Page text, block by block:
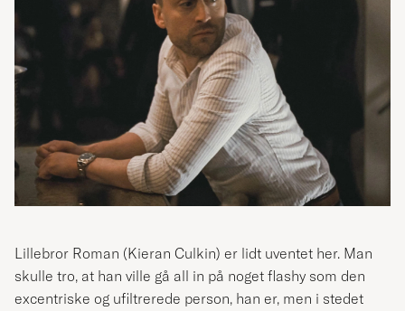
Lillebror Roman (Kieran Culkin) er lidt uventet her. Man
skulle tro, at han ville gå all in på noget flashy som den
excentriske og ufiltrerede person, han er, men i stedet